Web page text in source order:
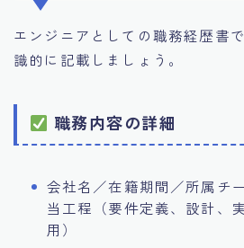
エンジニアとしての職務経歴書
識的に記載しましょう。
職務内容の詳細
会社名／在籍期間／所属チ
当工程（要件定義、設計、
用）